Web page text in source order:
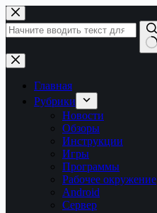
Перейти
к
сути
Ничего
не
найденоГлавная
Рубрики
Новости
Обзоры
Инструкции
Игры
Программы
Рабочее окружение
Android
Сервер